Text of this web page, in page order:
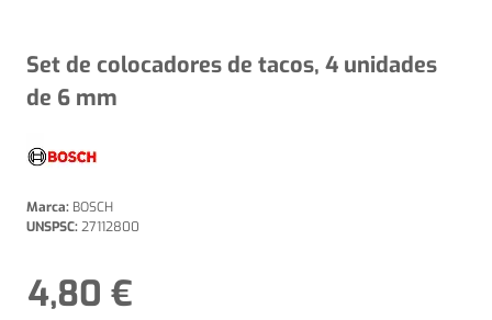
Set de colocadores de tacos, 4 unidades
de 6 mm
Marca: BOSCH
UNSPSC:27112800
4,80 €